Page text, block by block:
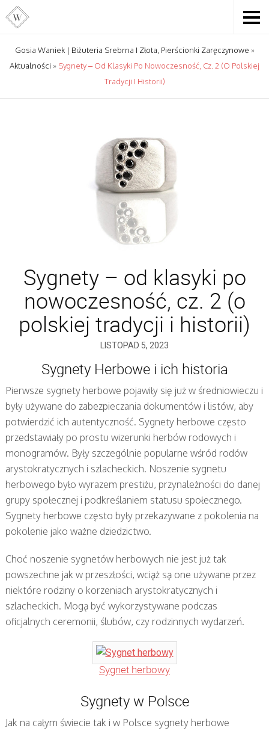
Gosia Waniek | Biżuteria Srebrna I Złota, Pierścionki Zaręczynowe »
Aktualności » Sygnety – Od Klasyki Po Nowoczesność, Cz. 2 (o Polskiej
Tradycji I Historii)
Sygnety – od klasyki po
nowoczesność, cz. 2 (o
polskiej tradycji i historii)
LISTOPAD 5, 2023
Sygnety Herbowe i ich historia
Pierwsze sygnety herbowe pojawiły się już w średniowieczu i
były używane do zabezpieczania dokumentów i listów, aby
potwierdzić ich autentyczność. Sygnety herbowe często
przedstawiały po prostu wizerunki herbów rodowych i
monogramów. Były szczególnie popularne wśród rodów
arystokratycznych i szlacheckich. Noszenie sygnetu
herbowego było wyrazem prestiżu, przynależności do danej
grupy społecznej i podkreślaniem statusu społecznego.
Sygnety herbowe często były przekazywane z pokolenia na
pokolenie jako ważne dziedzictwo.
Choć noszenie sygnetów herbowych nie jest już tak
powszechne jak w przeszłości, wciąż są one używane przez
niektóre rodziny o korzeniach arystokratycznych i
szlacheckich. Mogą być wykorzystywane podczas
oficjalnych ceremonii, ślubów, czy rodzinnych wydarzeń.
Sygnet herbowy
Sygnety w Polsce
Jak na całym świecie tak i w Polsce sygnety herbowe